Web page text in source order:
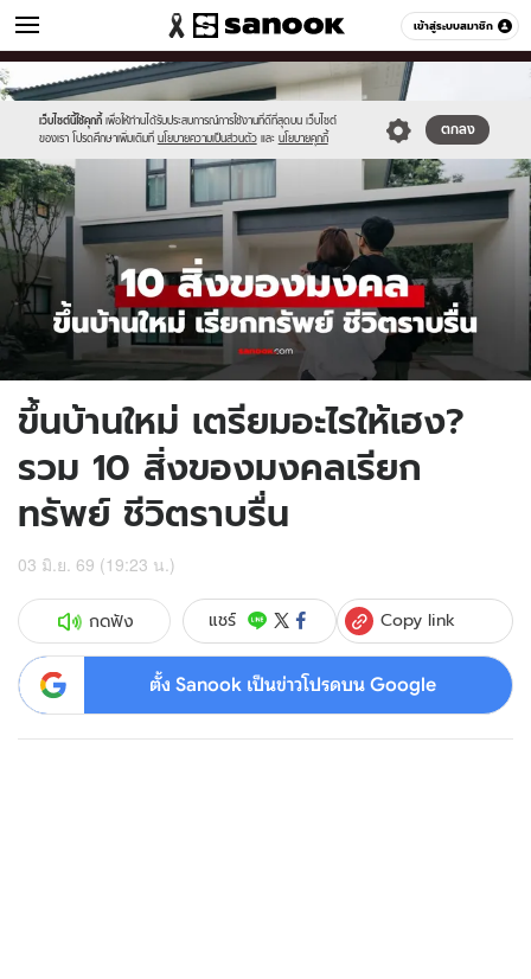
เข้าสู่ระบบสมาชิก
ผู้หญิง หมวดอื่นๆ
เว็บไซต์นี้ใช้คุกกี้ เพื่อให้ท่านได้รับประสบการณ์การใช้งานที่ดีที่สุดบน เว็บไซต์
ของเรา โปรดศึกษาเพิ่มเติมที่ นโยบายความเป็นส่วนตัว และ นโยบายคุกกี้
ตกลง
Sanook
//s.isanook.com/sr/0/images/logo-
new-
sanook.png
//s.isanook.com/wo/0/ud/54/270001/55292929(39).jpg
ขึ้นบ้านใหม่ เตรียมอะไรให้เฮง?
รวม 10 สิ่งของมงคลเรียก
ทรัพย์ ชีวิตราบรื่น
03 มิ.ย. 69 (19:23 น.)
กดฟัง แชร์ Copy link
ตั้ง Sanook เป็นข่าวโปรดบน Google